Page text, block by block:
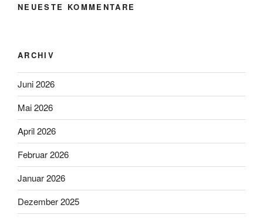
NEUESTE KOMMENTARE
ARCHIV
Juni 2026
Mai 2026
April 2026
Februar 2026
Januar 2026
Dezember 2025